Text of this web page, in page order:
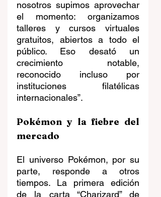
nosotros supimos aprovechar
el momento: organizamos
talleres y cursos virtuales
gratuitos, abiertos a todo el
público. Eso desató un
crecimiento notable,
reconocido incluso por
instituciones filatélicas
internacionales”.
Pokémon y la fiebre del
mercado
El universo Pokémon, por su
parte, responde a otros
tiempos. La primera edición
de la carta “Charizard” de